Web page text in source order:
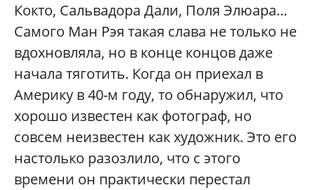
Кокто, Сальвадора Дали, Поля Элюара…
Самого Ман Рэя такая слава не только не
вдохновляла, но в конце концов даже
начала тяготить. Когда он приехал в
Америку в 40-м году, то обнаружил, что
хорошо известен как фотограф, но
совсем неизвестен как художник. Это его
настолько разозлило, что с этого
времени он практически перестал